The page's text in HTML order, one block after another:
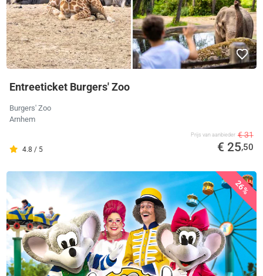
Entreeticket Burgers' Zoo
Burgers' Zoo
Arnhem
4.8 / 5
Prijs van aanbieder € 31
€ 25,50
26%